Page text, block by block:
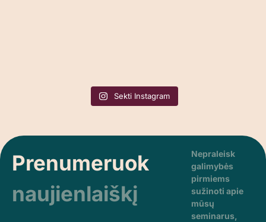
Sekti Instagram
Prenumeruok
naujienlaiškį
Nepraleisk
galimybės
pirmiems
sužinoti apie
mūsų
seminarus,